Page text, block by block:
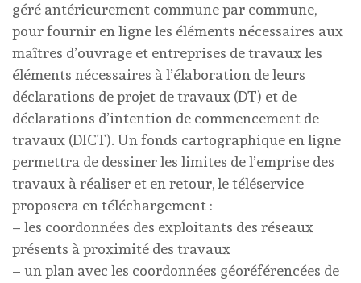
géré antérieurement commune par commune,
pour fournir en ligne les éléments nécessaires aux
maîtres d’ouvrage et entreprises de travaux les
éléments nécessaires à l’élaboration de leurs
déclarations de projet de travaux (DT) et de
déclarations d’intention de commencement de
travaux (DICT). Un fonds cartographique en ligne
permettra de dessiner les limites de l’emprise des
travaux à réaliser et en retour, le téléservice
proposera en téléchargement :
– les coordonnées des exploitants des réseaux
présents à proximité des travaux
– un plan avec les coordonnées géoréférencées de